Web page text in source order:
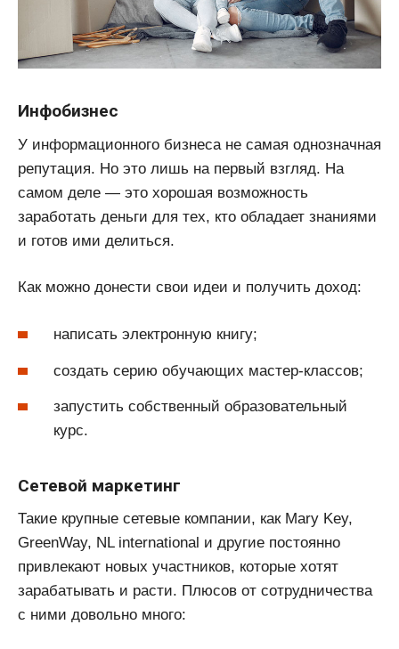
Инфобизнес
У информационного бизнеса не самая однозначная
репутация. Но это лишь на первый взгляд. На
самом деле — это хорошая возможность
заработать деньги для тех, кто обладает знаниями
и готов ими делиться.
Как можно донести свои идеи и получить доход:
написать электронную книгу;
создать серию обучающих мастер-классов;
запустить собственный образовательный
курс.
Сетевой маркетинг
Такие крупные сетевые компании, как Mary Key,
GreenWay, NL international и другие постоянно
привлекают новых участников, которые хотят
зарабатывать и расти. Плюсов от сотрудничества
с ними довольно много: